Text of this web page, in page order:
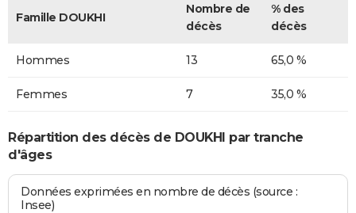
Famille DOUKHI
Nombre de
décès
% des
décès
Hommes 13 65,0 %
Femmes 7 35,0 %
Répartition des décès de DOUKHI par tranche
d'âges
Données exprimées en nombre de décès (source :
Insee)